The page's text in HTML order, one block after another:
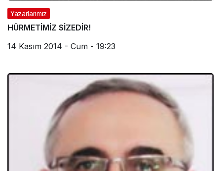
Yazarlarımız
HÜRMETİMİZ SİZEDİR!
14 Kasım 2014 - Cum - 19:23